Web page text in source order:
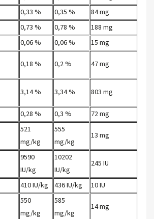
0,33 % 0,35 %
84 mg
0,73 % 0,78 %
188 mg
0,06 % 0,06 %
15 mg
0,18 % 0,2 % 47 mg
3,14 % 3,34 % 803 mg
0,28 % 0,3 % 72 mg
521
mg/kg
555
mg/kg
13 mg
9590
IU/kg
10202
IU/kg
245 IU
410 IU/kg 436 IU/kg 10 IU
550
mg/kg
585
mg/kg
14 mg